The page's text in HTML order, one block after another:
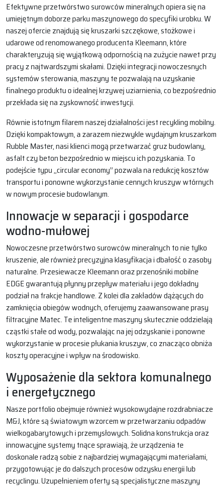
Efektywne przetwórstwo surowców mineralnych opiera się na
umiejętnym doborze parku maszynowego do specyfiki urobku. W
naszej ofercie znajdują się kruszarki szczękowe, stożkowe i
udarowe od renomowanego producenta Kleemann, które
charakteryzują się wyjątkową odpornością na zużycie nawet przy
pracy z najtwardszymi skałami. Dzięki integracji nowoczesnych
systemów sterowania, maszyny te pozwalają na uzyskanie
finalnego produktu o idealnej krzywej uziarnienia, co bezpośrednio
przekłada się na zyskowność inwestycji.
Równie istotnym filarem naszej działalności jest recykling mobilny.
Dzięki kompaktowym, a zarazem niezwykle wydajnym kruszarkom
Rubble Master, nasi klienci mogą przetwarzać gruz budowlany,
asfalt czy beton bezpośrednio w miejscu ich pozyskania. To
podejście typu „circular economy” pozwala na redukcję kosztów
transportu i ponowne wykorzystanie cennych kruszyw wtórnych
w nowym procesie budowlanym.
Innowacje w separacji i gospodarce
wodno-mułowej
Nowoczesne przetwórstwo surowców mineralnych to nie tylko
kruszenie, ale również precyzyjna klasyfikacja i dbałość o zasoby
naturalne. Przesiewacze Kleemann oraz przenośniki mobilne
EDGE gwarantują płynny przepływ materiału i jego dokładny
podział na frakcje handlowe. Z kolei dla zakładów dążących do
zamknięcia obiegów wodnych, oferujemy zaawansowane prasy
filtracyjne Matec. Te inteligentne maszyny skutecznie oddzielają
cząstki stałe od wody, pozwalając na jej odzyskanie i ponowne
wykorzystanie w procesie płukania kruszyw, co znacząco obniża
koszty operacyjne i wpływ na środowisko.
Wyposażenie dla sektora komunalnego
i energetycznego
Nasze portfolio obejmuje również wysokowydajne rozdrabniacze
M&J, które są światowym wzorcem w przetwarzaniu odpadów
wielkogabarytowych i przemysłowych. Solidna konstrukcja oraz
innowacyjne systemy tnące sprawiają, że urządzenia te
doskonale radzą sobie z najbardziej wymagającymi materiałami,
przygotowując je do dalszych procesów odzysku energii lub
recyclingu. Uzupełnieniem oferty są specjalistyczne maszyny